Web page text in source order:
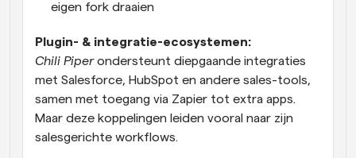
eigen fork draaien
Plugin- & integratie-ecosystemen:
Chili Piper ondersteunt diepgaande integraties
met Salesforce, HubSpot en andere sales-tools,
samen met toegang via Zapier tot extra apps.
Maar deze koppelingen leiden vooral naar zijn
salesgerichte workflows.